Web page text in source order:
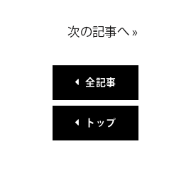
次の記事へ »
全記事
トップ